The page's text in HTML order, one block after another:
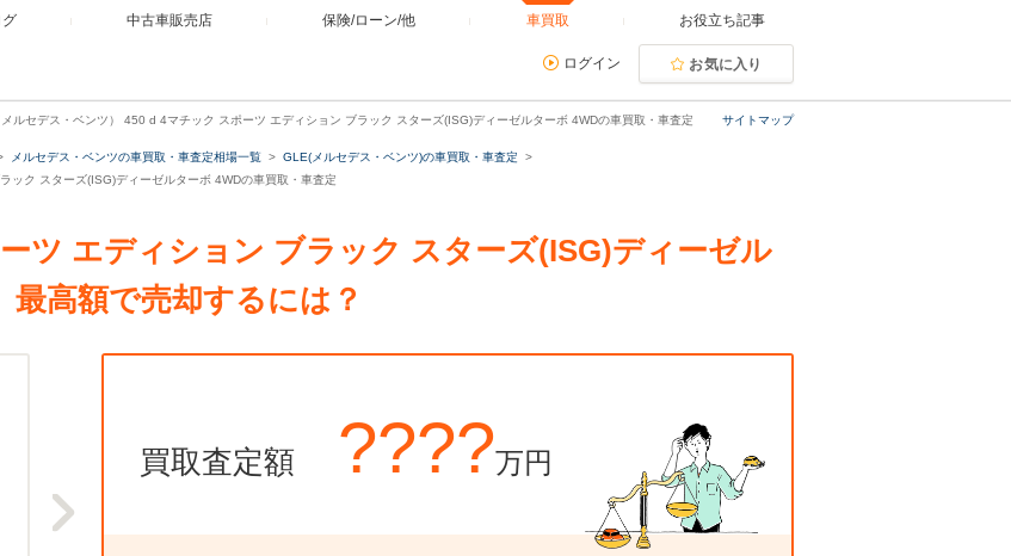
中古車販売店 保険/ローン/他 車買取 お役立ち記事
ログイン お気に入り
サイトマップ
ルセデス・ベンツ） 450 d 4マチック スポーツ エディション ブラック スターズ(ISG)ディーゼルターボ 4WDの車買取・車査定
メルセデス・ベンツの車買取・車査定相場一覧
GLE(メルセデス・ベンツ)の車買取・車査定
ク スターズ(ISG)ディーゼルターボ 4WDの車買取・車査定
ツ エディション ブラック スターズ(ISG)ディーゼル
高額で売却するには？
買取査定額 ????万円